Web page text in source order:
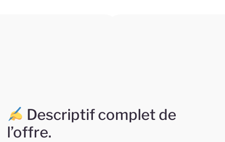
Descriptif complet de
l’offre.